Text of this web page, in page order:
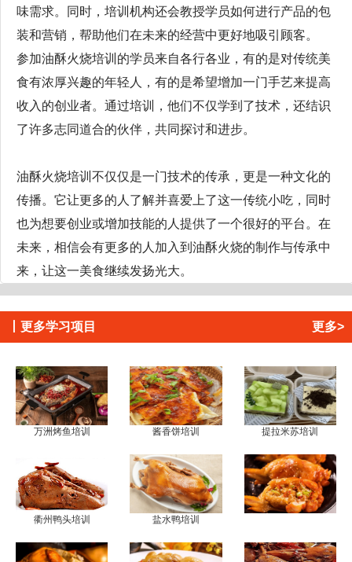
味需求。同时，培训机构还会教授学员如何进行产品的包
装和营销，帮助他们在未来的经营中更好地吸引顾客。
参加油酥火烧培训的学员来自各行各业，有的是对传统美
食有浓厚兴趣的年轻人，有的是希望增加一门手艺来提高
收入的创业者。通过培训，他们不仅学到了技术，还结识
了许多志同道合的伙伴，共同探讨和进步。
油酥火烧培训不仅仅是一门技术的传承，更是一种文化的
传播。它让更多的人了解并喜爱上了这一传统小吃，同时
也为想要创业或增加技能的人提供了一个很好的平台。在
未来，相信会有更多的人加入到油酥火烧的制作与传承中
来，让这一美食继续发扬光大。
更多学习项目 更多>
万洲烤鱼培训 酱香饼培训 提拉米苏培训
衢州鸭头培训 盐水鸭培训